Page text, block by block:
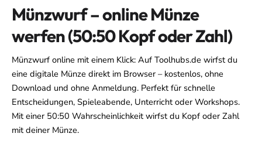
Münzwurf – online Münze
werfen (50:50 Kopf oder Zahl)
Münzwurf online mit einem Klick: Auf Toolhubs.de wirfst du
eine digitale Münze direkt im Browser – kostenlos, ohne
Download und ohne Anmeldung. Perfekt für schnelle
Entscheidungen, Spieleabende, Unterricht oder Workshops.
Mit einer 50:50 Wahrscheinlichkeit wirfst du Kopf oder Zahl
mit deiner Münze.